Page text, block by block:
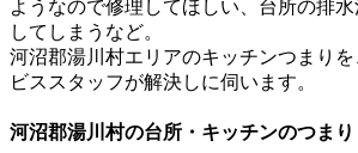
ようなので修理してほしい、台所の排
してしまうなど。
河沼郡湯川村エリアのキッチンつまり
ビススタッフが解決しに伺います。
河沼郡湯川村の台所・キッチンのつま